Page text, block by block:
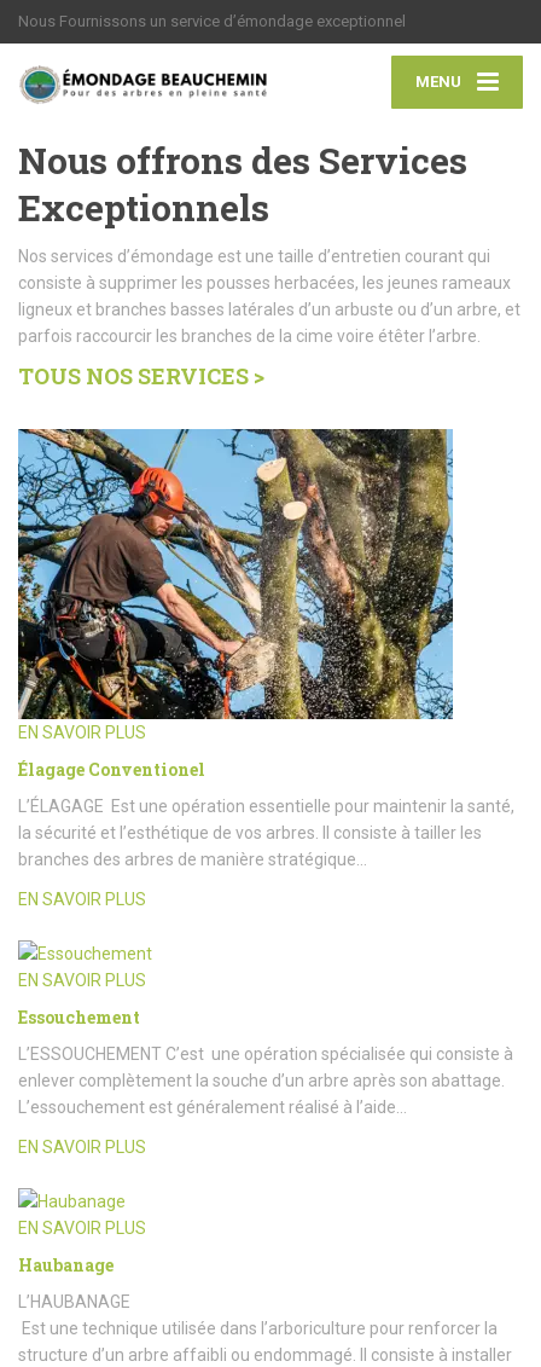
Nous Fournissons un service d’émondage exceptionnel
MENU
Nous offrons des Services
Exceptionnels
Nos services d’émondage est une taille d’entretien courant qui
consiste à supprimer les pousses herbacées, les jeunes rameaux
ligneux et branches basses latérales d’un arbuste ou d’un arbre, et
parfois raccourcir les branches de la cime voire étêter l’arbre.
TOUS NOS SERVICES >
EN SAVOIR PLUS
Élagage Conventionel
L’ÉLAGAGE Est une opération essentielle pour maintenir la santé,
la sécurité et l’esthétique de vos arbres. Il consiste à tailler les
branches des arbres de manière stratégique…
EN SAVOIR PLUS
EN SAVOIR PLUS
Essouchement
L’ESSOUCHEMENT C’est une opération spécialisée qui consiste à
enlever complètement la souche d’un arbre après son abattage.
L’essouchement est généralement réalisé à l’aide…
EN SAVOIR PLUS
EN SAVOIR PLUS
Haubanage
L’HAUBANAGE
Est une technique utilisée dans l’arboriculture pour renforcer la
structure d’un arbre affaibli ou endommagé. Il consiste à installer